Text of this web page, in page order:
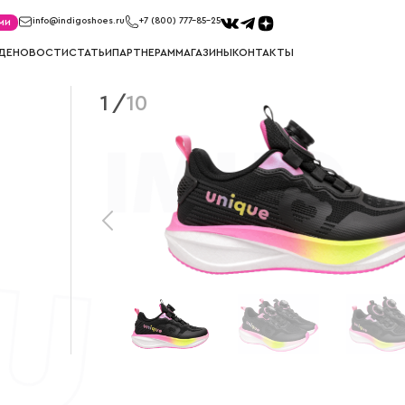
info@indigoshoes.ru +7 (800) 777-85-25
НОВОСТИСТАТЬИПАРТНЕРАММАГАЗИНЫКОНТАКТЫ
САНДАЛИИ
Сандалии для мальчиков
Сандалии для девочек
МЕМБРАНА
Мембрана для мальчиков
Мембрана для девочек
УГГИ
Угги для
Угги для
1 /10